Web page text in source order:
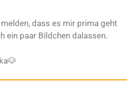
dass es mir prima geht
ein paar Bildchen dalassen.